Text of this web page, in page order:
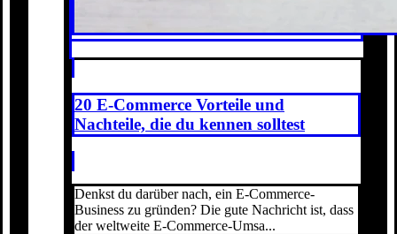
20 E-Commerce Vorteile und
Nachteile, die du kennen solltest
Denkst du darüber nach, ein E-Commerce-
Business zu gründen? Die gute Nachricht ist, dass
der weltweite E-Commerce-Umsa...